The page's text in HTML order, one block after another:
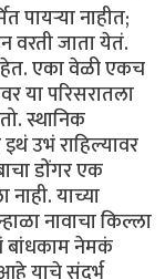
पायऱ्या नाहीत;
जाता येतं.
एका वेळी एकच
या परिसरातला
स्थानिक
उभं राहिल्यावर
डोंगर एक
याच्या
नावाचा किल्ला
बांधकाम नेमकं